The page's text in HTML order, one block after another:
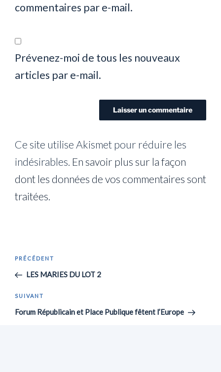
commentaires par e-mail.
Prévenez-moi de tous les nouveaux
articles par e-mail.
Ce site utilise Akismet pour réduire les
indésirables. En savoir plus sur la façon
dont les données de vos commentaires sont
traitées.
Navigation
de
Article
précédent
PRÉCÉDENT
LES MARIES DU LOT 2
Article
suivant
SUIVANT
Forum Républicain et Place Publique fêtent l’Europe